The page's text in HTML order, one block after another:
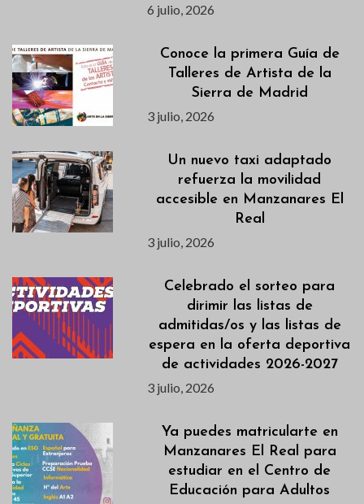
6 julio, 2026
Conoce la primera Guía de
Talleres de Artista de la
Sierra de Madrid
3 julio, 2026
Un nuevo taxi adaptado
refuerza la movilidad
accesible en Manzanares El
Real
3 julio, 2026
Celebrado el sorteo para
dirimir las listas de
admitidas/os y las listas de
espera en la oferta deportiva
de actividades 2026-2027
3 julio, 2026
Ya puedes matricularte en
Manzanares El Real para
estudiar en el Centro de
Educación para Adultos